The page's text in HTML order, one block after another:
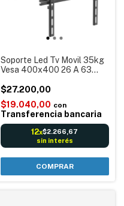
Soporte Led Tv Movil 35kg
Vesa 400x400 26 A 63
$27.200,00
$19.040,00 con
Transferencia bancaria
12x$2.266,67
sin interés